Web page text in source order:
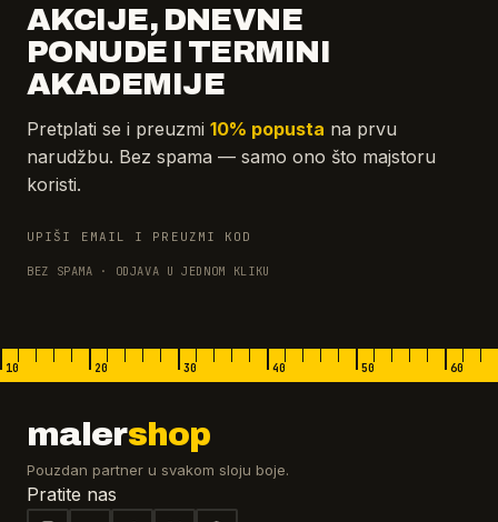
AKCIJE, DNEVNE
PONUDE I TERMINI
AKADEMIJE
Pretplati se i preuzmi 10% popusta na prvu
narudžbu. Bez spama — samo ono što majstoru
koristi.
UPIŠI EMAIL I PREUZMI KOD
BEZ SPAMA · ODJAVA U JEDNOM KLIKU
10 20 30 40 50 60
malershop
Pouzdan partner u svakom sloju boje.
Pratite nas